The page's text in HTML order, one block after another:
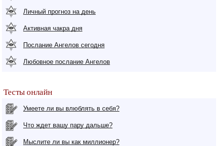
Личный прогноз на день
Активная чакра дня
Послание Ангелов сегодня
Любовное послание Ангелов
Тесты онлайн
Умеете ли вы влюблять в себя?
Что ждет вашу пару дальше?
Мыслите ли вы как миллионер?